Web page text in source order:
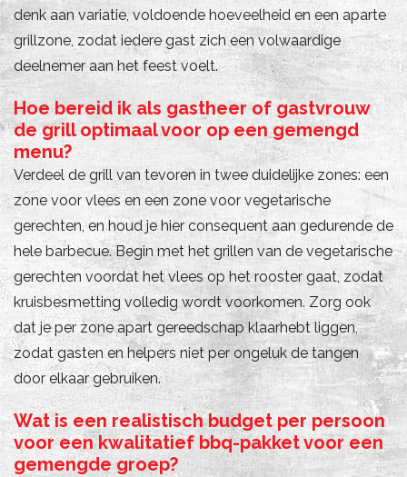
denk aan variatie, voldoende hoeveelheid en een aparte
grillzone, zodat iedere gast zich een volwaardige
deelnemer aan het feest voelt.
Hoe bereid ik als gastheer of gastvrouw
de grill optimaal voor op een gemengd
menu?
Verdeel de grill van tevoren in twee duidelijke zones: een
zone voor vlees en een zone voor vegetarische
gerechten, en houd je hier consequent aan gedurende de
hele barbecue. Begin met het grillen van de vegetarische
gerechten voordat het vlees op het rooster gaat, zodat
kruisbesmetting volledig wordt voorkomen. Zorg ook
dat je per zone apart gereedschap klaarhebt liggen,
zodat gasten en helpers niet per ongeluk de tangen
door elkaar gebruiken.
Wat is een realistisch budget per persoon
voor een kwalitatief bbq-pakket voor een
gemengde groep?